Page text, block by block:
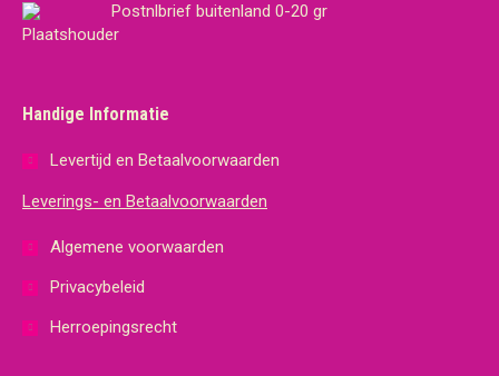
Postnlbrief buitenland 0-20 gr
Handige Informatie
Levertijd en Betaalvoorwaarden
Leverings- en Betaalvoorwaarden
Algemene voorwaarden
Privacybeleid
Herroepingsrecht